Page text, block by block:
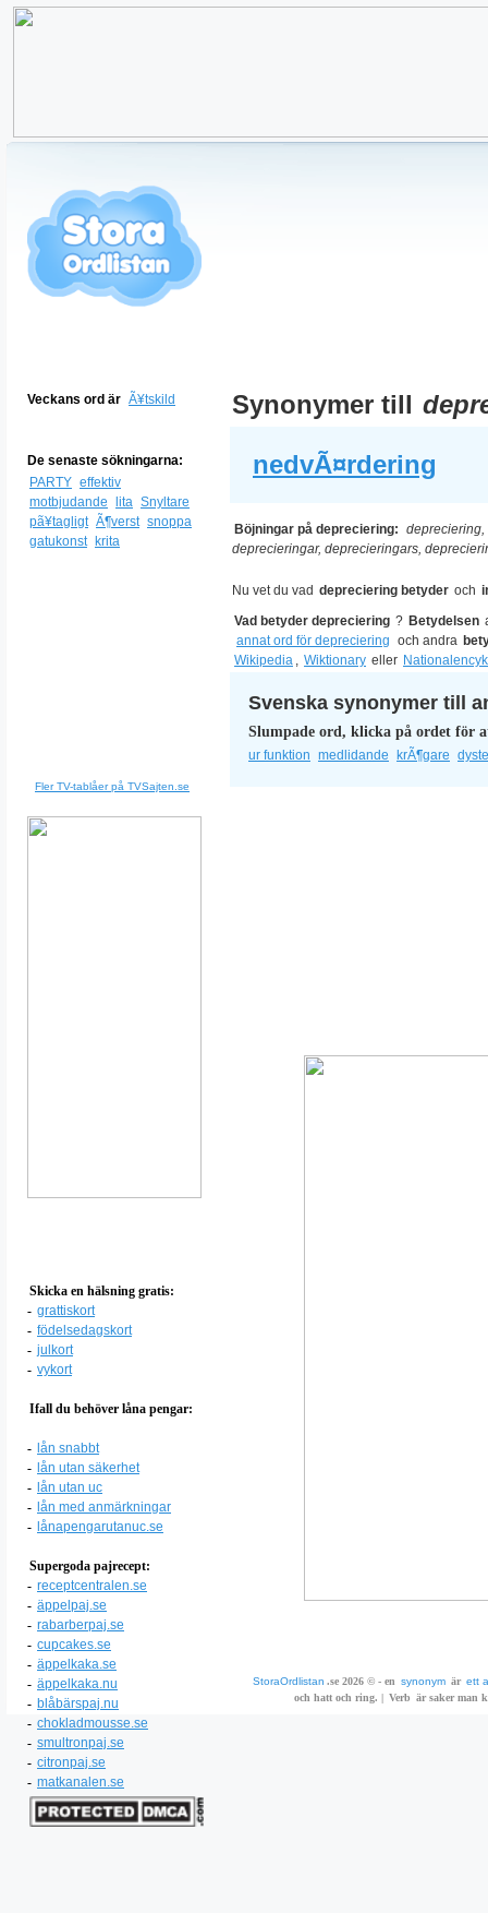
Veckans ord är Ã¥tskild
De senaste sökningarna:
PARTY effektiv
motbjudande
lita Snyltare
pã¥tagligt Ã¶verst snoppa
gatukonst
krita
Fler TV-tablåer på TVSajten.se
Skicka en hälsning gratis:
- grattiskort
- födelsedagskort
- julkort
- vykort
Ifall du behöver låna pengar:
- lån snabbt
- lån utan säkerhet
- lån utan uc
- lån med anmärkningar
- lånapengarutanuc.se
Supergoda pajrecept:
- receptcentralen.se
- äppelpaj.se
- rabarberpaj.se
- cupcakes.se
- äppelkaka.se
- äppelkaka.nu
- blåbärspaj.nu
- chokladmousse.se
- smultronpaj.se
- citronpaj.se
- matkanalen.se
Synonymer till
nedvÃ¤rdering
Böjningar på depreciering:
deprecieringar, deprecieringars,
Nu vet du vad depreciering betyder och
Vad betyder depreciering ? Betydelsen
annat ord för depreciering och andra
Wikipedia , Wiktionary eller
Svenska synonymer till
Slumpade ord, klicka på ordet för
ur funktion medlidande krÃ¶gare
StoraOrdlistan .se 2026 © - en synonym är ett
och hatt och ring. | Verb är saker man